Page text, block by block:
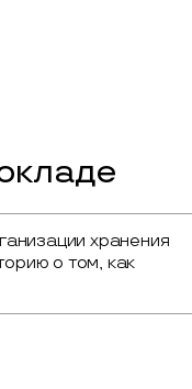
хранения
о том, как